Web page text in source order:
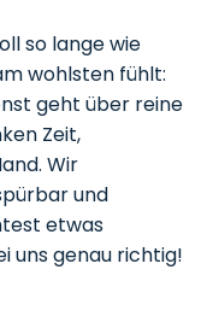
so lange wie
wohlsten fühlt:
geht über reine
Zeit,
Wir
und
etwas
uns genau richtig!